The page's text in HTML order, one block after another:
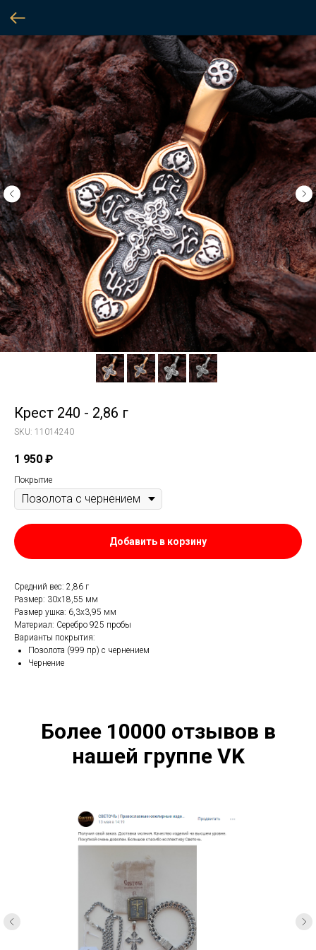
Крест 240 - 2,86 г
SKU: 11014240
1 950 ₽
Покрытие
Добавить в корзину
Средний вес: 2,86 г
Размер: 30х18,55 мм
Размер ушка: 6,3х3,95 мм
Материал: Серебро 925 пробы
Варианты покрытия:
Позолота (999 пр) с чернением
Чернение
Более 10000 отзывов в
нашей группе VK